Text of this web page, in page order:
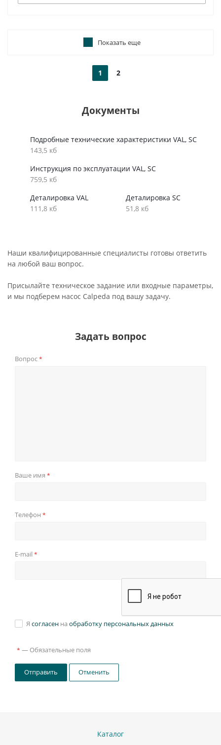
Показать еще
1 2
Документы
Подробные технические характеристики VAL, SC
143,5 кб
Инструкция по эксплуатации VAL, SC
759,5 кб
Деталировка VAL
111,8 кб
Деталировка SC
51,8 кб
Наши квалифицированные специалисты готовы ответить
на любой ваш вопрос.
Присылайте техническое задание или входные параметры,
и мы подберем насос Calpeda под вашу задачу.
Задать вопрос
Вопрос*
Ваше имя *
Телефон *
E-mail *
Я согласен на обработку персональных данных
* — Обязательные поля
Отправить Отменить
Каталог